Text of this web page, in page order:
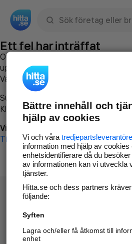
Ett fel har inträffat
Om du vill kan du
uppstod så att vi lättare och
Vänligen försök med följande:
Surfa till
Klicka påTillbaka-knappen i
Vi beklagar besväret!
Till startsidan
Hitta.se - Gratis nummerupplysning.
Sök företag, personer och platser.
Bättre innehåll och
hjälp av cookies
Vi och våra
information med hjälp av cookies
enhetsidentifierare då du
av informationen kan vi utveckla
tjänster.
Hitta.se och dess partners
följande:
Syften
Lagra och/eller få åtkomst till
enhet